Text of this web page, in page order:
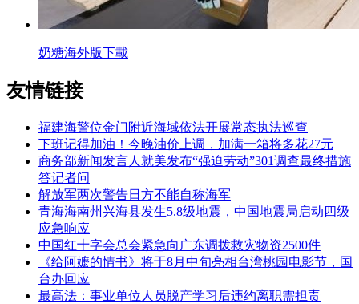
奶糖海外版下載
友情链接
福建海警位金门附近海域依法开展常态执法巡查
下班记得加油！今晚油价上调，加满一箱将多花27元
商务部新闻发言人就美发布“强迫劳动”301调查最终措施
答记者问
解放军两次警告日方不能自称海军
青海海南州兴海县发生5.8级地震，中国地震局启动四级
应急响应
中国红十字会总会紧急向广东调拨救灾物资2500件
《给阿嬷的情书》将于8月中旬亮相台湾桃园电影节，国
台办回应
最高法：事业单位人员脱产学习后违约离职需担责